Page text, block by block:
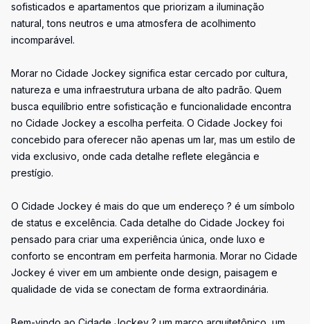
sofisticados e apartamentos que priorizam a iluminação
natural, tons neutros e uma atmosfera de acolhimento
incomparável.
Morar no Cidade Jockey significa estar cercado por cultura,
natureza e uma infraestrutura urbana de alto padrão. Quem
busca equilíbrio entre sofisticação e funcionalidade encontra
no Cidade Jockey a escolha perfeita. O Cidade Jockey foi
concebido para oferecer não apenas um lar, mas um estilo de
vida exclusivo, onde cada detalhe reflete elegância e
prestígio.
O Cidade Jockey é mais do que um endereço ? é um símbolo
de status e excelência. Cada detalhe do Cidade Jockey foi
pensado para criar uma experiência única, onde luxo e
conforto se encontram em perfeita harmonia. Morar no Cidade
Jockey é viver em um ambiente onde design, paisagem e
qualidade de vida se conectam de forma extraordinária.